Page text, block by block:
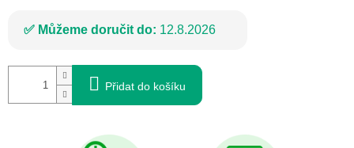
Můžeme doručit do: 12.8.2026
Přidat do košíku